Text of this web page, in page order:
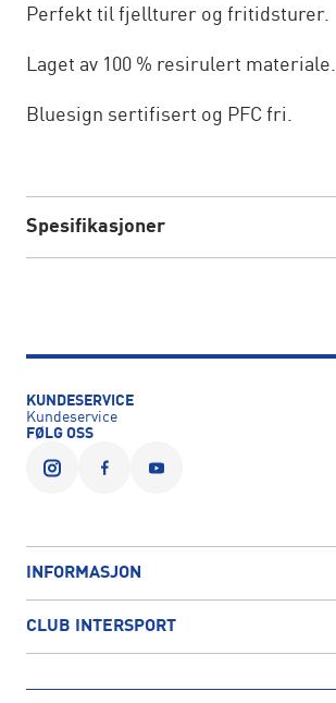
Perfekt til fjellturer og fritidsturer.
Laget av 100 % resirulert materiale.
Bluesign sertifisert og PFC fri.
Spesifikasjoner
KUNDESERVICE
Kundeservice
FØLG OSS
INFORMASJON
CLUB INTERSPORT